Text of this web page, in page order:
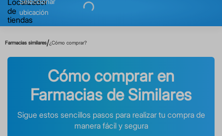
ubicación
Farmacias similares/¿Cómo comprar?
Cómo comprar en
Farmacias de Similares
Sigue estos sencillos pasos para realizar tu compra de
manera fácil y segura